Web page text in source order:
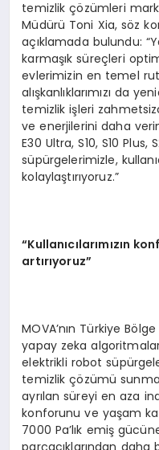
temizlik çözümleri
Müdürü Toni Xia, söz
açıklamada bulundu:
karmaşık süreçleri
evlerimizin en temel
alışkanlıklarımızı da
temizlik işleri
ve enerjilerini daha
E30 Ultra, S10, S10
süpürgelerimizle,
kolaylaştırıyoruz.”
“Kullanıcılarımızın
artırıyoruz”
MOVA’nın Türkiye
yapay zeka
elektrikli robot
temizlik çözümü
ayrılan süreyi en aza
konforunu ve yaşam
7000 Pa’lık emiş